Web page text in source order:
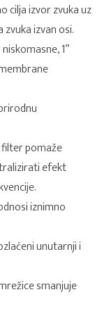
cilja izvor zvuka uz
izvan osi.
1”
pomaže
efekt
iznimno
unutarnji i
smanjuje